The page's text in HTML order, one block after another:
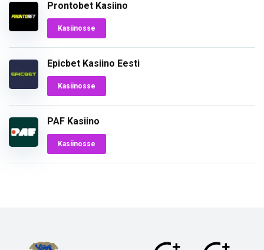
Prontobet Kasiino
Kasiinosse
Epicbet Kasiino Eesti
Kasiinosse
PAF Kasiino
Kasiinosse